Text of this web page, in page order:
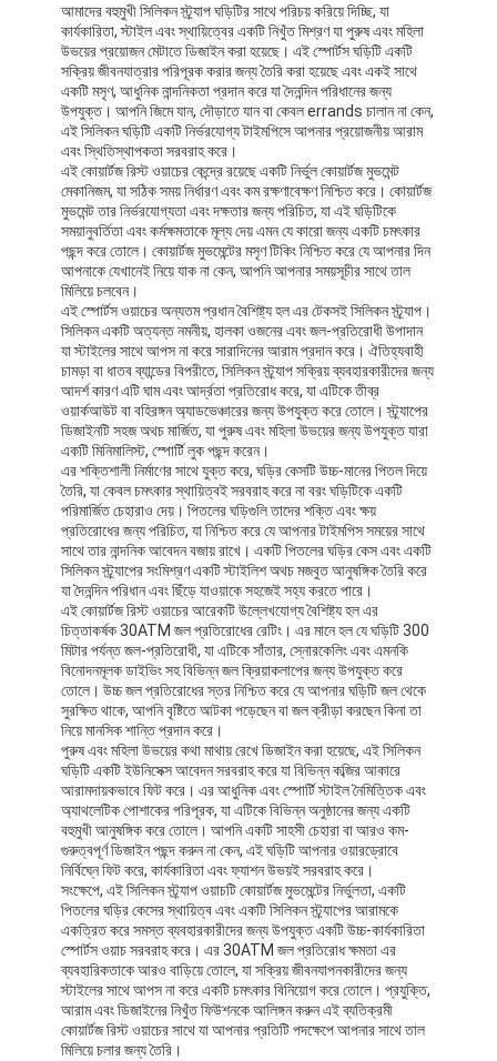
বাড়ি
আমাদের বহুমুখী সিলিকন স্ট্র্যাপ ঘড়িটির সাথে পরিচয় করিয়ে দিচ্ছি, যা
কার্যকারিতা, স্টাইল এবং স্থায়িত্বের একটি নিখুঁত মিশ্রণ যা পুরুষ এবং মহিলা
উভয়ের প্রয়োজন মেটাতে ডিজাইন করা হয়েছে। এই স্পোর্টস ঘড়িটি একটি
সক্রিয় জীবনযাত্রার পরিপূরক করার জন্য তৈরি করা হয়েছে এবং একই সাথে
একটি মসৃণ, আধুনিক নান্দনিকতা প্রদান করে যা দৈনন্দিন পরিধানের জন্য
উপযুক্ত। আপনি জিমে যান, দৌড়াতে যান বা কেবল errands চালান না কেন,
এই সিলিকন ঘড়িটি একটি নির্ভরযোগ্য টাইমপিসে আপনার প্রয়োজনীয় আরাম
এবং স্থিতিস্থাপকতা সরবরাহ করে।
এই কোয়ার্টজ রিস্ট ওয়াচের কেন্দ্রে রয়েছে একটি নির্ভুল কোয়ার্টজ মুভমেন্ট
মেকানিজম, যা সঠিক সময় নির্ধারণ এবং কম রক্ষণাবেক্ষণ নিশ্চিত করে। কোয়ার্টজ
মুভমেন্ট তার নির্ভরযোগ্যতা এবং দক্ষতার জন্য পরিচিত, যা এই ঘড়িটিকে
সময়ানুবর্তিতা এবং কর্মক্ষমতাকে মূল্য দেয় এমন যে কারো জন্য একটি চমৎকার
পছন্দ করে তোলে। কোয়ার্টজ মুভমেন্টের মসৃণ টিকিং নিশ্চিত করে যে আপনার দিন
আপনাকে যেখানেই নিয়ে যাক না কেন, আপনি আপনার সময়সূচীর সাথে তাল
মিলিয়ে চলবেন।
এই স্পোর্টস ওয়াচের অন্যতম প্রধান বৈশিষ্ট্য হল এর টেকসই সিলিকন স্ট্র্যাপ।
সিলিকন একটি অত্যন্ত নমনীয়, হালকা ওজনের এবং জল-প্রতিরোধী উপাদান
যা স্টাইলের সাথে আপস না করে সারাদিনের আরাম প্রদান করে। ঐতিহ্যবাহী
চামড়া বা ধাতব ব্যান্ডের বিপরীতে, সিলিকন স্ট্র্যাপ সক্রিয় ব্যবহারকারীদের জন্য
আদর্শ কারণ এটি ঘাম এবং আর্দ্রতা প্রতিরোধ করে, যা এটিকে তীব্র
ওয়ার্কআউট বা বহিরঙ্গন অ্যাডভেঞ্চারের জন্য উপযুক্ত করে তোলে। স্ট্র্যাপের
ডিজাইনটি সহজ অথচ মার্জিত, যা পুরুষ এবং মহিলা উভয়ের জন্য উপযুক্ত যারা
একটি মিনিমালিস্ট, স্পোর্টি লুক পছন্দ করেন।
এর শক্তিশালী নির্মাণের সাথে যুক্ত করে, ঘড়ির কেসটি উচ্চ-মানের পিতল দিয়ে
তৈরি, যা কেবল চমৎকার স্থায়িত্বই সরবরাহ করে না বরং ঘড়িটিকে একটি
পরিমার্জিত চেহারাও দেয়। পিতলের ঘড়িগুলি তাদের শক্তি এবং ক্ষয়
প্রতিরোধের জন্য পরিচিত, যা নিশ্চিত করে যে আপনার টাইমপিস সময়ের সাথে
সাথে তার নান্দনিক আবেদন বজায় রাখে। একটি পিতলের ঘড়ির কেস এবং একটি
সিলিকন স্ট্র্যাপের সংমিশ্রণ একটি স্টাইলিশ অথচ মজবুত আনুষঙ্গিক তৈরি করে
যা দৈনন্দিন পরিধান এবং ছিঁড়ে যাওয়াকে সহজেই সহ্য করতে পারে।
এই কোয়ার্টজ রিস্ট ওয়াচের আরেকটি উল্লেখযোগ্য বৈশিষ্ট্য হল এর
চিত্তাকর্ষক 30ATM জল প্রতিরোধের রেটিং। এর মানে হল যে ঘড়িটি 300
মিটার পর্যন্ত জল-প্রতিরোধী, যা এটিকে সাঁতার, স্নোরকেলিং এবং এমনকি
বিনোদনমূলক ডাইভিং সহ বিভিন্ন জল ক্রিয়াকলাপের জন্য উপযুক্ত করে
তোলে। উচ্চ জল প্রতিরোধের স্তর নিশ্চিত করে যে আপনার ঘড়িটি জল থেকে
সুরক্ষিত থাকে, আপনি বৃষ্টিতে আটকা পড়েছেন বা জল ক্রীড়া করছেন কিনা তা
নিয়ে মানসিক শান্তি প্রদান করে।
পুরুষ এবং মহিলা উভয়ের কথা মাথায় রেখে ডিজাইন করা হয়েছে, এই সিলিকন
ঘড়িটি একটি ইউনিসেক্স আবেদন সরবরাহ করে যা বিভিন্ন কব্জির আকারে
আরামদায়কভাবে ফিট করে। এর আধুনিক এবং স্পোর্টি স্টাইল নৈমিত্তিক এবং
অ্যাথলেটিক পোশাকের পরিপূরক, যা এটিকে বিভিন্ন অনুষ্ঠানের জন্য একটি
বহুমুখী আনুষঙ্গিক করে তোলে। আপনি একটি সাহসী চেহারা বা আরও কম-
গুরুত্বপূর্ণ ডিজাইন পছন্দ করুন না কেন, এই ঘড়িটি আপনার ওয়ারড্রোবে
নির্বিঘ্নে ফিট করে, কার্যকারিতা এবং ফ্যাশন উভয়ই সরবরাহ করে।
সংক্ষেপে, এই সিলিকন স্ট্র্যাপ ওয়াচটি কোয়ার্টজ মুভমেন্টের নির্ভুলতা, একটি
পিতলের ঘড়ির কেসের স্থায়িত্ব এবং একটি সিলিকন স্ট্র্যাপের আরামকে
একত্রিত করে সমস্ত ব্যবহারকারীদের জন্য উপযুক্ত একটি উচ্চ-কার্যকারিতা
স্পোর্টস ওয়াচ সরবরাহ করে। এর 30ATM জল প্রতিরোধ ক্ষমতা এর
ব্যবহারিকতাকে আরও বাড়িয়ে তোলে, যা সক্রিয় জীবনযাপনকারীদের জন্য
স্টাইলের সাথে আপস না করে একটি চমৎকার বিনিয়োগ করে তোলে। প্রযুক্তি,
আরাম এবং ডিজাইনের নিখুঁত ফিউশনকে আলিঙ্গন করুন এই ব্যতিক্রমী
কোয়ার্টজ রিস্ট ওয়াচের সাথে যা আপনার প্রতিটি পদক্ষেপে আপনার সাথে তাল
মিলিয়ে চলার জন্য তৈরি।